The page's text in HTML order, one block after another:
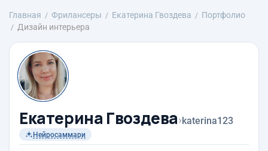
Главная Фрилансеры Екатерина Гвоздева
Портфолио
Дизайн интерьера
Екатерина Гвоздева›katerina123
Нейросаммари